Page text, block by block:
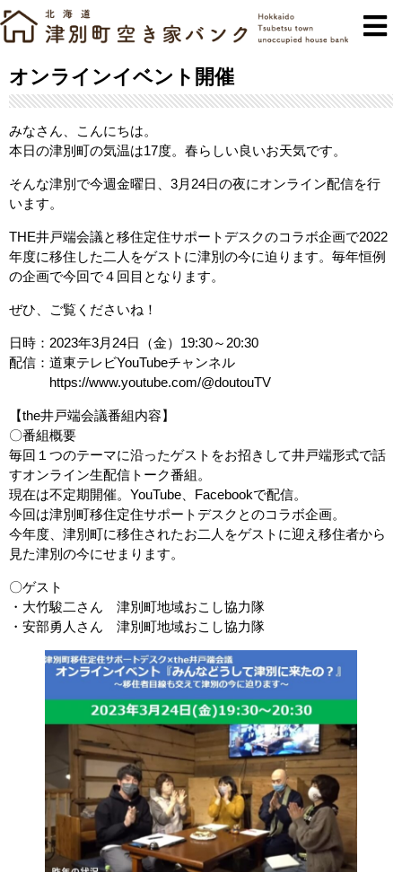
オンラインイベント開催
みなさん、こんにちは。
本日の津別町の気温は17度。春らしい良いお天気です。
そんな津別で今週金曜日、3月24日の夜にオンライン配信を行
います。
THE井戸端会議と移住定住サポートデスクのコラボ企画で2022
年度に移住した二人をゲストに津別の今に迫ります。毎年恒例
の企画で今回で４回目となります。
ぜひ、ご覧くださいね！
日時：2023年3月24日（金）19:30～20:30
配信：道東テレビYouTubeチャンネル
https://www.youtube.com/@doutouTV
【the井戸端会議番組内容】
〇番組概要
毎回１つのテーマに沿ったゲストをお招きして井戸端形式で話
すオンライン生配信トーク番組。
現在は不定期開催。YouTube、Facebookで配信。
今回は津別町移住定住サポートデスクとのコラボ企画。
今年度、津別町に移住されたお二人をゲストに迎え移住者から
見た津別の今にせまります。
〇ゲスト
・大竹駿二さん 津別町地域おこし協力隊
・安部勇人さん 津別町地域おこし協力隊